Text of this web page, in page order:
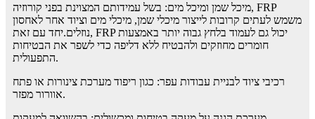
מיכל שמן ומיכל מים: בשל עמידותם המצוינת בפני קורוזיה, FRP
משמש לעתים קרובות לייצור מיכלי שמן, מיכלי מים וציוד אחר לאחסון
נוזלים.יחד עם זאת, FRP יכול גם לעמוד בלחץ גבוה יותר באמצעות
חומרים מחוזקים ולהבטיח ללא דליפה כדי לשפר את הבטיחות
התפעולית.
רכיבי ציוד לבניית עבודות עפר: כגון ריפוד מערכת צינורות או פתח
אוורור מפזר.